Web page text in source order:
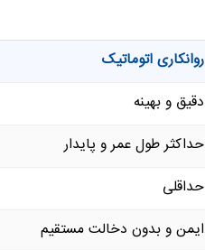
روانکاری اتوماتیک
دقیق و بهینه
حداکثر طول عمر و پایدار
حداقلی
ایمن و بدون دخالت مستقیم